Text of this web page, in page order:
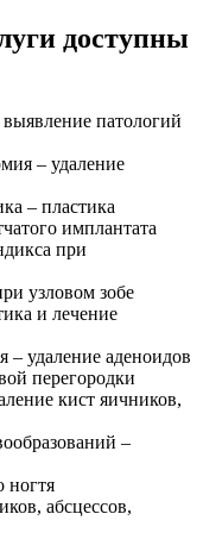
доступны
патологий
– удаление
– пластика
имплантата
при
узловом зобе
и лечение
– удаление аденоидов
перегородки
кист яичников,
–
ногтя
абсцессов,